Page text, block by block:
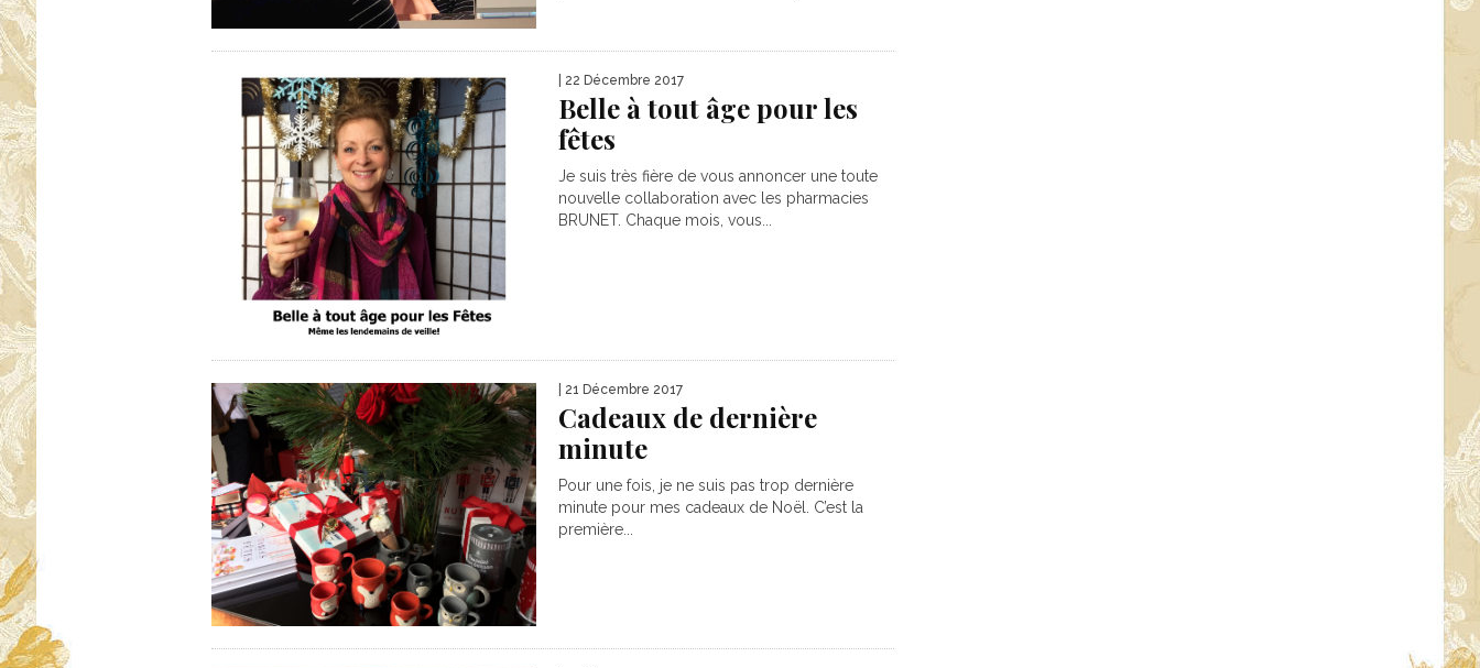
| 22 Décembre 2017
Belle à tout âge pour les
fêtes
Je suis très fière de vous annoncer une toute
nouvelle collaboration avec les pharmacies
BRUNET. Chaque mois, vous...
| 21 Décembre 2017
Cadeaux de dernière
minute
Pour une fois, je ne suis pas trop dernière
minute pour mes cadeaux de Noël. C’est la
première...